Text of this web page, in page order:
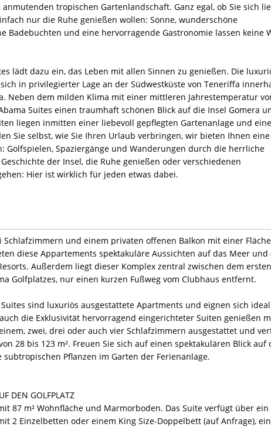
tropischen Gartenlandschaft. Ganz egal, ob Sie sich
nur die Ruhe genießen wollen: Sonne, wunderschöne
Badebuchten und eine hervorragende Gastronomie lassen keine
lädt dazu ein, das Leben mit allen Sinnen zu genießen. Die
in privilegierter Lage an der Südwestküste von Teneriffa
Neben dem milden Klima mit einer mittleren Jahrestemperatur
Suites einen traumhaft schönen Blick auf die Insel Gomera
liegen inmitten einer liebevoll gepflegten Gartenanlage und
Sie selbst, wie Sie Ihren Urlaub verbringen, wir bieten Ihnen
Golfspielen, Spaziergänge und Wanderungen durch die herrliche
der Insel, die Ruhe genießen oder verschiedenen
Hier ist wirklich für jeden etwas dabei.
und einem privaten offenen Balkon mit einer Fläche
diese Appartements spektakuläre Aussichten auf das Meer und
Außerdem liegt dieser Komplex zentral zwischen dem
Golfplatzes, nur einen kurzen Fußweg vom Clubhaus entfernt.
Suites sind luxuriös ausgestattete Apartments und eignen sich
die Exklusivität hervorragend eingerichteter Suiten genießen
zwei, drei oder auch vier Schlafzimmern ausgestattet und
28 bis 123 m². Freuen Sie sich auf einen spektakulären Blick auf
Pflanzen im Garten der Ferienanlage.
DEN GOLFPLATZ
87 m² Wohnfläche und Marmorboden. Das Suite verfügt über ein
2 Einzelbetten oder einem King Size-Doppelbett (auf Anfrage), ein